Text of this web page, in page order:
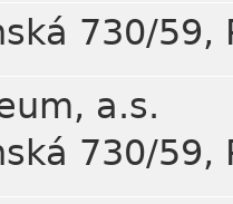
730/59,
a.s.
730/59,